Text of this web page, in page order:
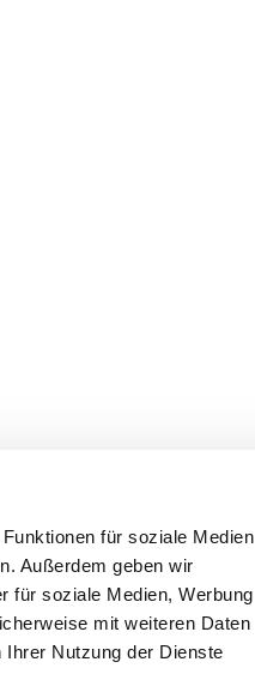
für soziale Medien
Außerdem geben wir
für soziale Medien, Werbung
mit weiteren Daten
Nutzung der Dienste